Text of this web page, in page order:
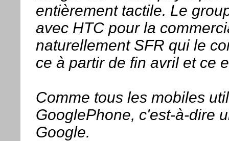
entièrement tactile. Le
avec HTC pour la
naturellement SFR qui le
ce à partir de fin avril et ce
Comme tous les mobiles
GooglePhone, c'est-à-dire
Google.